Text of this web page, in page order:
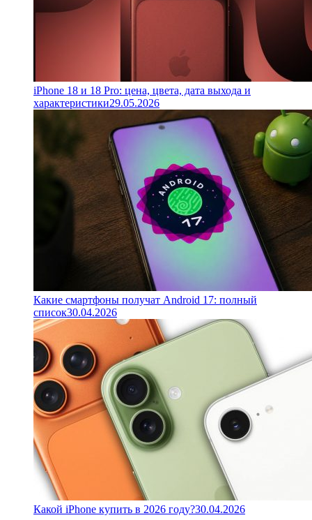
iPhone 18 и 18 Pro: цена, цвета, дата выхода и
характеристики29.05.2026
Какие смартфоны получат Android 17: полный
список30.04.2026
Какой iPhone купить в 2026 году?30.04.2026